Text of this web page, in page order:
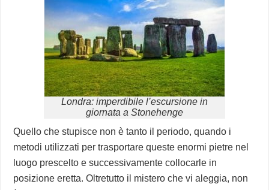
Londra: imperdibile l’escursione in
giornata a Stonehenge
Quello che stupisce non è tanto il periodo, quando i
metodi utilizzati per trasportare queste enormi pietre nel
luogo prescelto e successivamente collocarle in
posizione eretta. Oltretutto il mistero che vi aleggia, non